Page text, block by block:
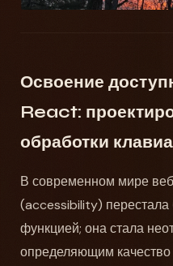
Освоение
React:
обработки
В современном мире
(accessibility) перестала
функцией; она стала
определяющим качество